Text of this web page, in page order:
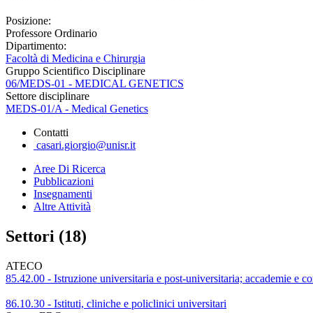
Posizione:
Professore Ordinario
Dipartimento:
Facoltà di Medicina e Chirurgia
Gruppo Scientifico Disciplinare
06/MEDS-01 - MEDICAL GENETICS
Settore disciplinare
MEDS-01/A - Medical Genetics
Contatti
casari.giorgio@unisr.it
Aree Di Ricerca
Pubblicazioni
Insegnamenti
Altre Attività
Settori (18)
ATECO
85.42.00 - Istruzione universitaria e post-universitaria; accademie e
86.10.30 - Istituti, cliniche e policlinici universitari